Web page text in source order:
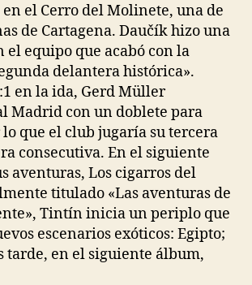
en el Cerro del Molinete, una de
de Cartagena. Daučík hizo una
el equipo que acabó con la
delantera histórica».
en la ida, Gerd Müller
Madrid con un doblete para
lo que el club jugaría su tercera
consecutiva. En el siguiente
aventuras, Los cigarros del
titulado «Las aventuras de
Tintín inicia un periplo que
escenarios exóticos: Egipto;
tarde, en el siguiente álbum,